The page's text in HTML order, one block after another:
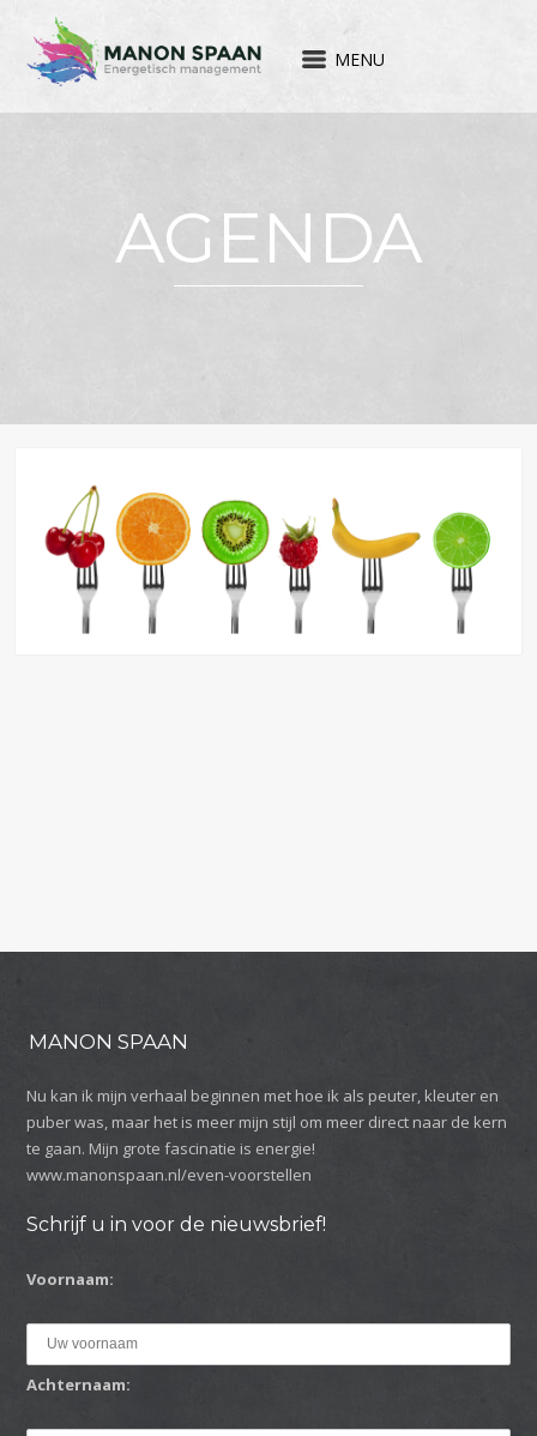
MENU
AGENDA
MANON SPAAN
Nu kan ik mijn verhaal beginnen met hoe ik als peuter, kleuter en
puber was, maar het is meer mijn stijl om meer direct naar de kern
te gaan. Mijn grote fascinatie is energie!
www.manonspaan.nl/even-voorstellen
Schrijf u in voor de nieuwsbrief!
Voornaam:
Achternaam: